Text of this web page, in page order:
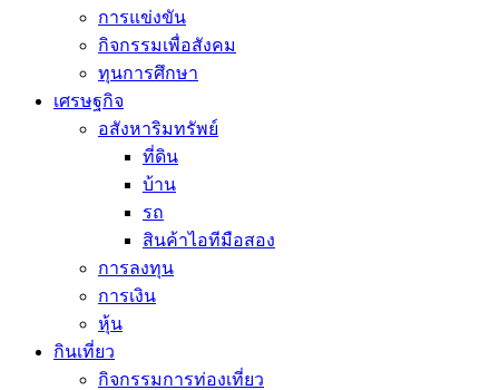
การแข่งขัน
กิจกรรมเพื่อสังคม
ทุนการศึกษา
เศรษฐกิจ
อสังหาริมทรัพย์
ที่ดิน
บ้าน
รถ
สินค้าไอทีมือสอง
การลงทุน
การเงิน
หุ้น
กินเที่ยว
กิจกรรมการท่องเที่ยว